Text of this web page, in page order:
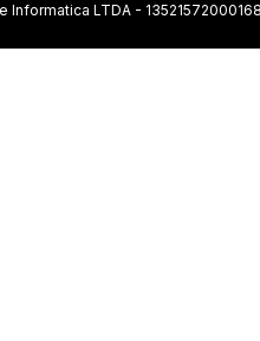
Informatica LTDA -